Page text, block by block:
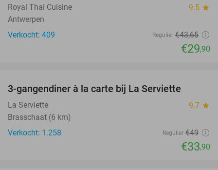
Royal Thai Cuisine 9.5 star
Antwerpen
Verkocht: 409
Regulier €43,65
€29,90
3-gangendiner à la carte bij La Serviette
La Serviette 9.7 star
Brasschaat (6 km)
Verkocht: 1.258
Regulier €49
€33,90